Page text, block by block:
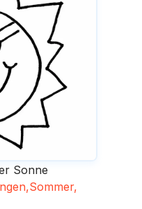
Sonne
Sommer,